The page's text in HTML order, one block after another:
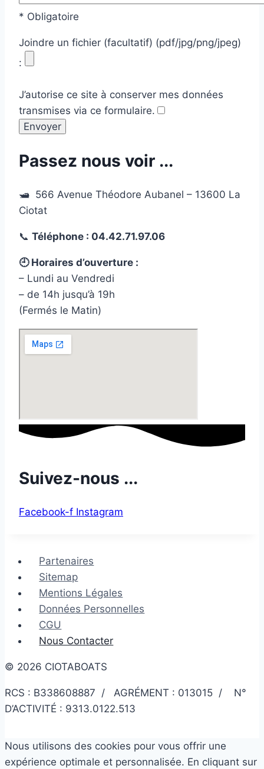
* Obligatoire
Joindre un fichier (facultatif) (pdf/jpg/png/jpeg)
:
J’autorise ce site à conserver mes données
transmises via ce formulaire.
Passez nous voir ...
🛥 566 Avenue Théodore Aubanel – 13600 La
Ciotat
📞 Téléphone : 04.42.71.97.06
🕘 Horaires d’ouverture :
– Lundi au Vendredi
– de 14h jusqu’à 19h
(Fermés le Matin)
Suivez-nous ...
Facebook-f Instagram
Partenaires
Sitemap
Mentions Légales
Données Personnelles
CGU
Nous Contacter
© 2026 CIOTABOATS
RCS : B338608887 / AGRÉMENT : 013015 / N°
D’ACTIVITÉ : 9313.0122.513
Nous utilisons des cookies pour vous offrir une
expérience optimale et personnalisée. En cliquant sur